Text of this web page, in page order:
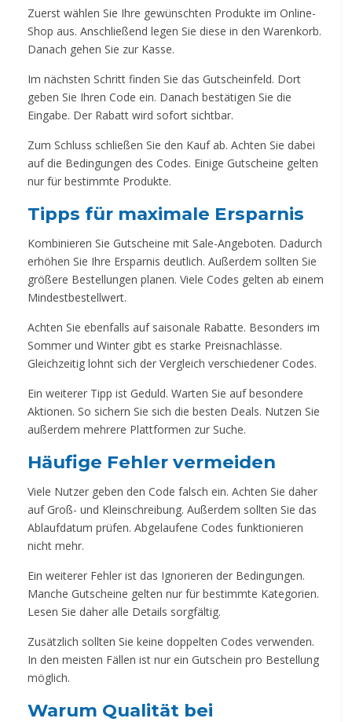
Zuerst wählen Sie Ihre gewünschten Produkte im Online-
Shop aus. Anschließend legen Sie diese in den Warenkorb.
Danach gehen Sie zur Kasse.
Im nächsten Schritt finden Sie das Gutscheinfeld. Dort
geben Sie Ihren Code ein. Danach bestätigen Sie die
Eingabe. Der Rabatt wird sofort sichtbar.
Zum Schluss schließen Sie den Kauf ab. Achten Sie dabei
auf die Bedingungen des Codes. Einige Gutscheine gelten
nur für bestimmte Produkte.
Tipps für maximale Ersparnis
Kombinieren Sie Gutscheine mit Sale-Angeboten. Dadurch
erhöhen Sie Ihre Ersparnis deutlich. Außerdem sollten Sie
größere Bestellungen planen. Viele Codes gelten ab einem
Mindestbestellwert.
Achten Sie ebenfalls auf saisonale Rabatte. Besonders im
Sommer und Winter gibt es starke Preisnachlässe.
Gleichzeitig lohnt sich der Vergleich verschiedener Codes.
Ein weiterer Tipp ist Geduld. Warten Sie auf besondere
Aktionen. So sichern Sie sich die besten Deals. Nutzen Sie
außerdem mehrere Plattformen zur Suche.
Häufige Fehler vermeiden
Viele Nutzer geben den Code falsch ein. Achten Sie daher
auf Groß- und Kleinschreibung. Außerdem sollten Sie das
Ablaufdatum prüfen. Abgelaufene Codes funktionieren
nicht mehr.
Ein weiterer Fehler ist das Ignorieren der Bedingungen.
Manche Gutscheine gelten nur für bestimmte Kategorien.
Lesen Sie daher alle Details sorgfältig.
Zusätzlich sollten Sie keine doppelten Codes verwenden.
In den meisten Fällen ist nur ein Gutschein pro Bestellung
möglich.
Warum Qualität bei